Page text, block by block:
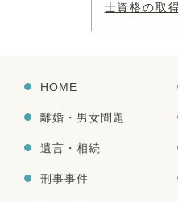
士資格の取
HOME
離婚・男女問題
遺言・相続
刑事事件